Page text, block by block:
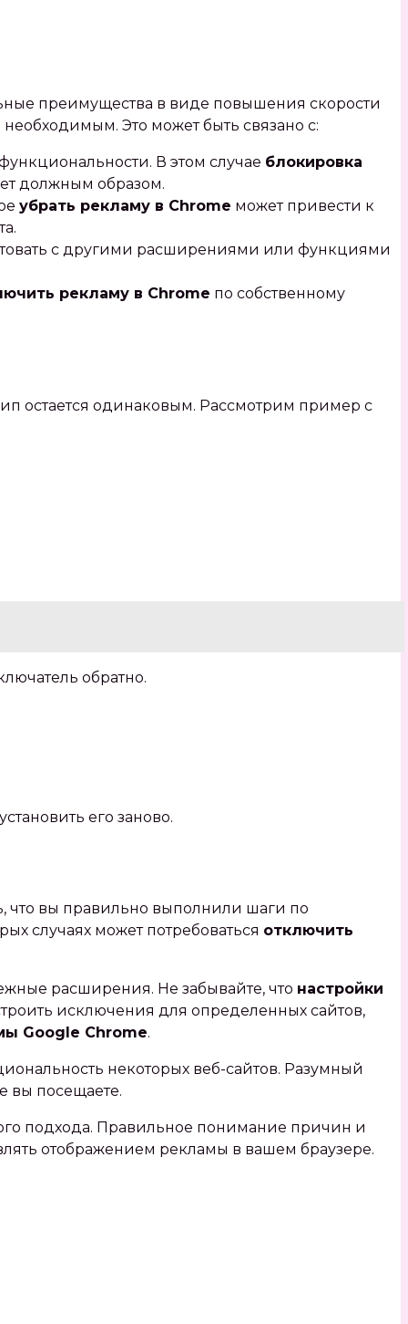
преимущества в виде повышения скорости
Это может быть связано с:
В этом случае блокировка
должным образом.
убрать рекламу в Chrome может привести к
с другими расширениями или функциями
рекламу в Chrome по собственному
остается одинаковым. Рассмотрим пример с
обратно.
его заново.
что вы правильно выполнили шаги по
случаях может потребоваться отключить
расширения. Не забывайте‚ что настройки
исключения для определенных сайтов‚
Google Chrome.
некоторых веб-сайтов. Разумный
вы посещаете.
подхода. Правильное понимание причин и
отображением рекламы в вашем браузере.